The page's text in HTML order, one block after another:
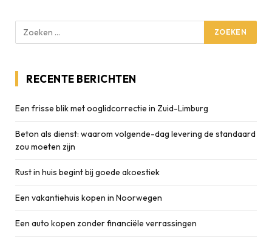
RECENTE BERICHTEN
Een frisse blik met ooglidcorrectie in Zuid-Limburg
Beton als dienst: waarom volgende-dag levering de standaard
zou moeten zijn
Rust in huis begint bij goede akoestiek
Een vakantiehuis kopen in Noorwegen
Een auto kopen zonder financiële verrassingen